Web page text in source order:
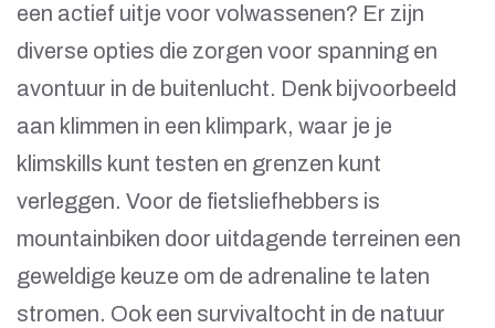
een actief uitje voor volwassenen? Er zijn
diverse opties die zorgen voor spanning en
avontuur in de buitenlucht. Denk bijvoorbeeld
aan klimmen in een klimpark, waar je je
klimskills kunt testen en grenzen kunt
verleggen. Voor de fietsliefhebbers is
mountainbiken door uitdagende terreinen een
geweldige keuze om de adrenaline te laten
stromen. Ook een survivaltocht in de natuur